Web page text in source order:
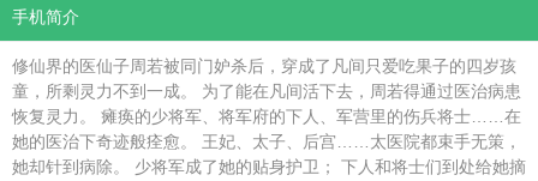
手机简介
修仙界的医仙子周若被同门妒杀后，穿成了凡间只爱吃果子的四岁孩
童，所剩灵力不到一成。 为了能在凡间活下去，周若得通过医治病患
恢复灵力。 瘫痪的少将军、将军府的下人、军营里的伤兵将士……在
她的医治下奇迹般痊愈。 王妃、太子、后宫……太医院都束手无策，
她却针到病除。 少将军成了她的贴身护卫； 下人和将士们到处给她摘